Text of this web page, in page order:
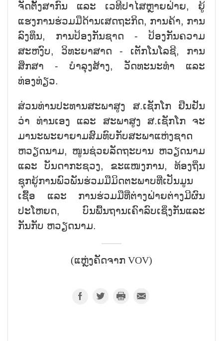
ຈັດຕັ້ງສາກົນ ແລະ ເວທີປາໄສຫຼາຍຝ່າຍ, ຍູ້
ແຮງການຮ່ວມມືດ້ານເສດຖະກິດ, ການຄ້າ, ການ
ລົງທຶນ, ການປ້ອງກັນຊາດ - ປ້ອງກັນຄວາມ
ສະຫງົບ, ວິທະຍາສາດ - ເຕັກໂນໂລຊີ, ການ
ສຶກສາ - ບຳລຸງສ້າງ, ວັດທະນະທຳ ແລະ
ທ່ອງທ່ຽວ.
ສ່ວນທ່ານປະທານສະພາສູງ ສ.ເຊັກໂກ ຢືນຢັນ
ວ່າ ທ່ານເອງ ແລະ ສະພາສູງ ສ.ເຊັກໂກ ຈະ
ມານະພະຍາຍາມສົມທົບກັບສະພາແຫ່ງຊາດ
ຫວຽດນາມ, ໜູນຊ່ວຍລັດຖະບານ ຫວຽດນາມ
ແລະ ບັນດາກະຊວງ, ຂະແໜງການ, ທ້ອງຖິ່ນ
ຊຸກຍູ້ການພົວພັນຮ່ວມມືມິດຕະພາບທີ່ເປັນມູນ
ເຊື້ອ ແລະ ການຮ່ວມມືທີ່ຕ່າງຝ່າຍຕ່າງມີຜົນ
ປະໂຫຍດ, ບົນພື້ນຖານເຄົາລົບເຊິ່ງກັນແລະ
ກັນກັບ ຫວຽດນາມ.
(ແຫຼ່ງຄັດຈາກ VOV)